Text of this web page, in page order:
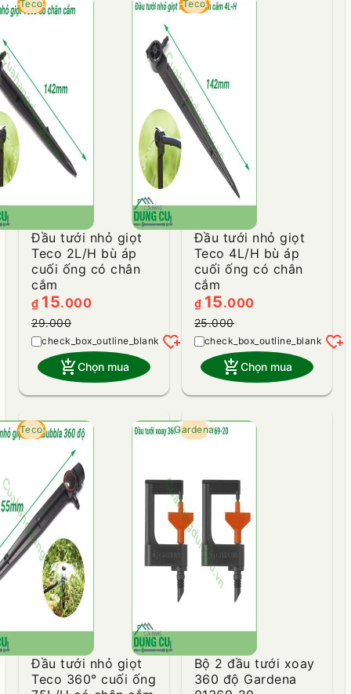
- 49%
Teco
Đầu tưới nhỏ giọt
Teco 2L/H bù áp
cuối ống có chân
cắm
₫ 15.000
29.000
heart_plus
add_shopping_cartChọn mua
- 40%
Teco
Đầu tưới nhỏ giọt
Teco 4L/H bù áp
cuối ống có chân
cắm
₫ 15.000
25.000
heart_plus
add_shopping_cartChọn mua
- 50%
Teco
Đầu tưới nhỏ giọt
Teco 360° cuối ống
- 31%
Gardena
Bộ 2 đầu tưới xoay
360 độ Gardena